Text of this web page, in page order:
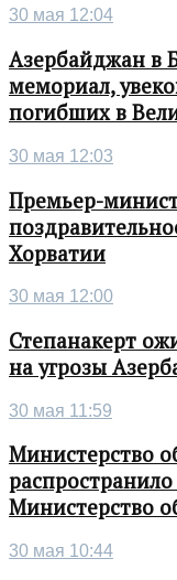
30 мая 12:04
Азербайджан в
мемориал,
погибших в
30 мая 12:03
Премьер-
Хорватии
30 мая 12:00
Степанакерт
на угрозы
30 мая 11:59
Министерство
Министерство
30 мая 10:44